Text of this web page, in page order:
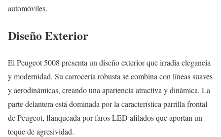
automóviles.
Diseño Exterior
El Peugeot 5008 presenta un diseño exterior que irradia elegancia
y modernidad. Su carrocería robusta se combina con líneas suaves
y aerodinámicas, creando una apariencia atractiva y dinámica. La
parte delantera está dominada por la característica parrilla frontal
de Peugeot, flanqueada por faros LED afilados que aportan un
toque de agresividad.